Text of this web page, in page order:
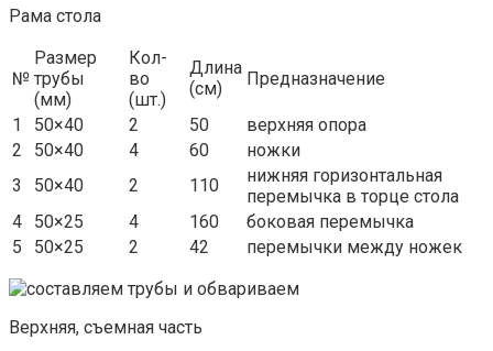
Рама стола
№
Размер
трубы
(мм)
Кол-
во
(шт.)
Длина
(см)
Предназначение
1 50×40 2 50
верхняя опора
2
50×40 4 60
ножки
3
50×40 2 110
нижняя горизонтальная
перемычка в торце стола
4
50×25 4 160
боковая перемычка
5
50×25 2 42 перемычки между ножек
Верхняя, съемная часть